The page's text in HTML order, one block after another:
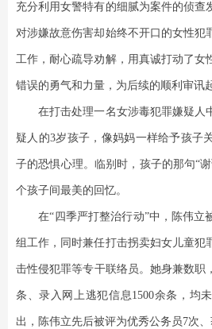
充分利用女警特有的细腻为案件的侦查
对涉嫌故意伤害却始终不开口的女性犯
工作，耐心疏导劝解，用真诚打动了女
错误的勇气和力量，为后续的顺利审讯
在打击处理一名女涉毒犯罪嫌疑人
疑人的3岁孩子，像妈妈一样给予孩子
子的恐惧心理。临别时，孩子的那句“
个孩子间最美的回忆。
在“四季严打整治行动”中，陈伟立
组工作，同时兼任打击拐卖妇女儿童犯
击性侵犯罪等专干联络员。她身兼数职
条、录入网上逃犯信息1500余条，均
出，陈伟立先后被评为优秀公务员7次、